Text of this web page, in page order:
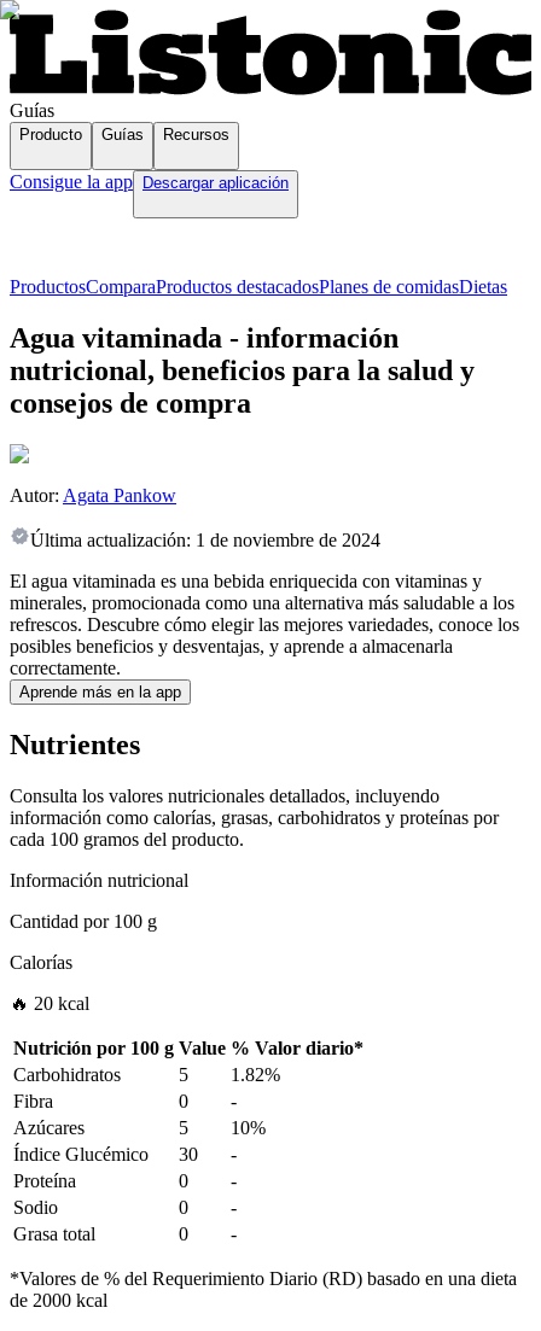
Guías
Producto Guías Recursos
Consigue la app Descargar aplicación
ProductosComparaProductos destacadosPlanes de comidasDietas
Agua vitaminada - información
nutricional, beneficios para la salud y
consejos de compra
Autor: Agata Pankow
Última actualización: 1 de noviembre de 2024
El agua vitaminada es una bebida enriquecida con vitaminas y
minerales, promocionada como una alternativa más saludable a los
refrescos. Descubre cómo elegir las mejores variedades, conoce los
posibles beneficios y desventajas, y aprende a almacenarla
correctamente.
Aprende más en la app
Nutrientes
Consulta los valores nutricionales detallados, incluyendo
información como calorías, grasas, carbohidratos y proteínas por
cada 100 gramos del producto.
Información nutricional
Cantidad por100 g
Calorías
🔥 20 kcal
Nutrición por 100 g Value % Valor diario*
Carbohidratos
5
1.82%
Fibra
0
-
Azúcares
5
10%
Índice Glucémico
30
-
Proteína
0
-
Sodio
0
-
Grasa total
0 -
*Valores de % del Requerimiento Diario (RD) basado en una dieta
de 2000 kcal